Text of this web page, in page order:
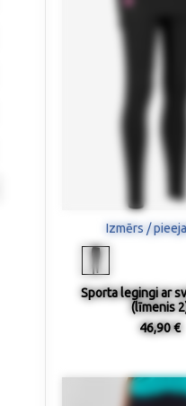
Izmērs /
Sporta legingi ar
(līmenis
46,90 €